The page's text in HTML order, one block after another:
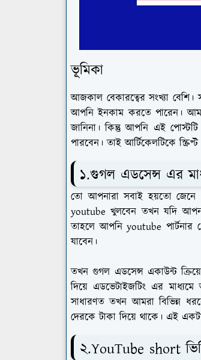
ভূমিকা
আজকাল বেকারত্বের সংখ্যা
আপনি ইনকাম করতে পারেন।
জানিনা। কিন্তু আপনি এই
পারবেন। তাই আর্টিকেলটিকে
১.গুগল এডসেন্স এর
তো আপনারা সবাই হয়তো জেনে
youtube খুলবেন তখন যদি
তাহলে আপনি youtube পার্টনার
যাবেন।
তখন গুগল এডসেন্স একাউন্ট
দিয়ে এডভেটাইজটিং এর
সাধারণত তখন আমরা বিভিন্ন
দেরকে টাকা দিয়ে থাকে। এই
২.YouTube short